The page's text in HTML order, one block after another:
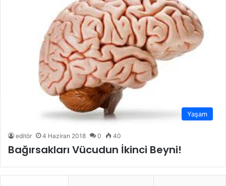
Yaşam
editör 4 Haziran 2018 0 40
Bağırsakları Vücudun İkinci Beyni!